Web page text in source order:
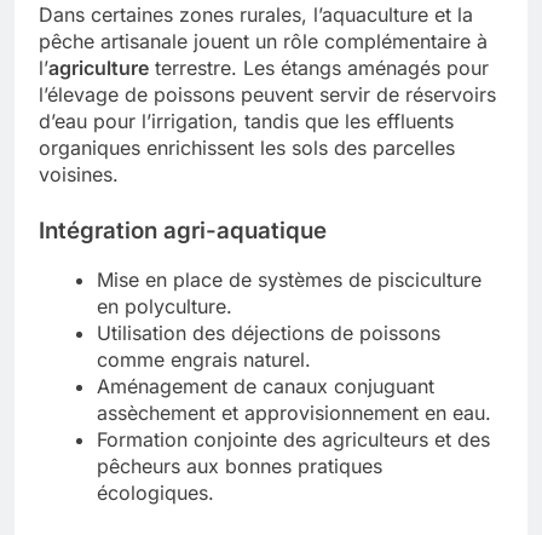
Dans certaines zones rurales, l’aquaculture et la
pêche artisanale jouent un rôle complémentaire à
l’agriculture terrestre. Les étangs aménagés pour
l’élevage de poissons peuvent servir de réservoirs
d’eau pour l’irrigation, tandis que les effluents
organiques enrichissent les sols des parcelles
voisines.
Intégration agri-aquatique
Mise en place de systèmes de pisciculture
en polyculture.
Utilisation des déjections de poissons
comme engrais naturel.
Aménagement de canaux conjuguant
assèchement et approvisionnement en eau.
Formation conjointe des agriculteurs et des
pêcheurs aux bonnes pratiques
écologiques.